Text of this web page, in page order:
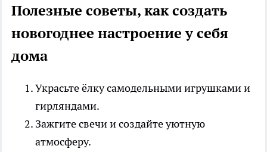
Полезные советы, как создать
новогоднее настроение у себя
дома
Украсьте ёлку самодельными игрушками и
гирляндами.
Зажгите свечи и создайте уютную
атмосферу.